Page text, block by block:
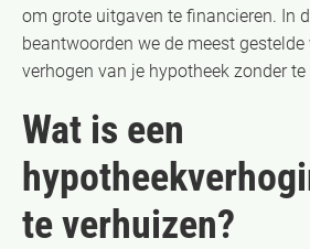
om grote uitgaven te financieren. In
beantwoorden we de meest
verhogen van je hypotheek zonder te
Wat is een
te verhuizen?